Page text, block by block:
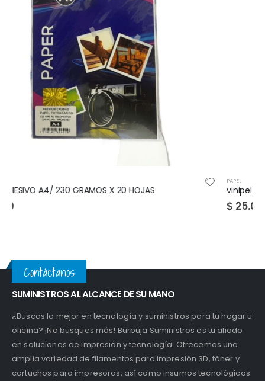
vinipel negro 50 x 500 / vinipel transparente 30 x 500
$
Contáctanos
SUMINISTROS AL ALCANCE DE SU MANO
¿Buscas lo mejor en tecnología y suministros para tu hogar u
oficina? ¡No busques más! Burbuja Suministros es tu aliado
en soluciones de impresión y tecnología. Ofrecemos una
amplia variedad de filamentos para impresión 3D, tóner y
cartuchos para impresoras, así como insumos tecnológicos